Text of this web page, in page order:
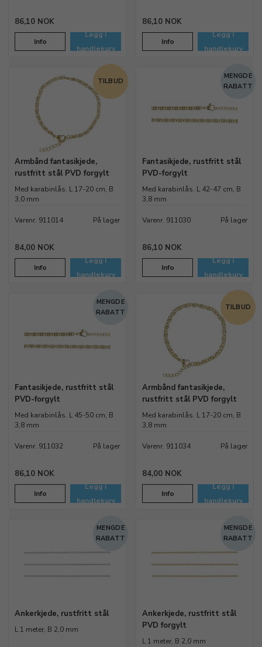
86,10 NOK
Info
Legg i
handlekurv
86,10 NOK
Info
Legg i
handlekurv
TILBUD
Armbånd fantasikjede,
rustfritt stål PVD forgylt
Med karabinlås. L 17-20 cm, B
3,0 mm
Varenr. 911014 På lager
84,00 NOK
Info
Legg i
handlekurv
MENGDE
RABATT
Fantasikjede, rustfritt stål
PVD-forgylt
Med karabinlås. L 42-47 cm, B
3,8 mm
Varenr. 911030 På lager
86,10 NOK
Info
Legg i
handlekurv
MENGDE
RABATT
Fantasikjede, rustfritt stål
PVD-forgylt
Med karabinlås. L 45-50 cm, B
3,8 mm
Varenr. 911032 På lager
86,10 NOK
Info
Legg i
handlekurv
TILBUD
Armbånd fantasikjede,
rustfritt stål PVD forgylt
Med karabinlås. L 17-20 cm, B
3,8 mm
Varenr. 911034 På lager
84,00 NOK
Info
Legg i
handlekurv
MENGDE
RABATT
Ankerkjede, rustfritt stål
L 1 meter, B 2,0 mm
MENGDE
RABATT
Ankerkjede, rustfritt stål
PVD forgylt
L 1 meter, B 2,0 mm